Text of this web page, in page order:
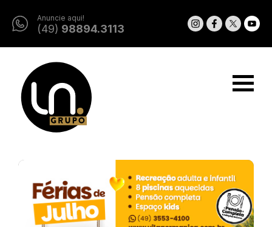
Anuncie aqui!
(49) 98894.3113